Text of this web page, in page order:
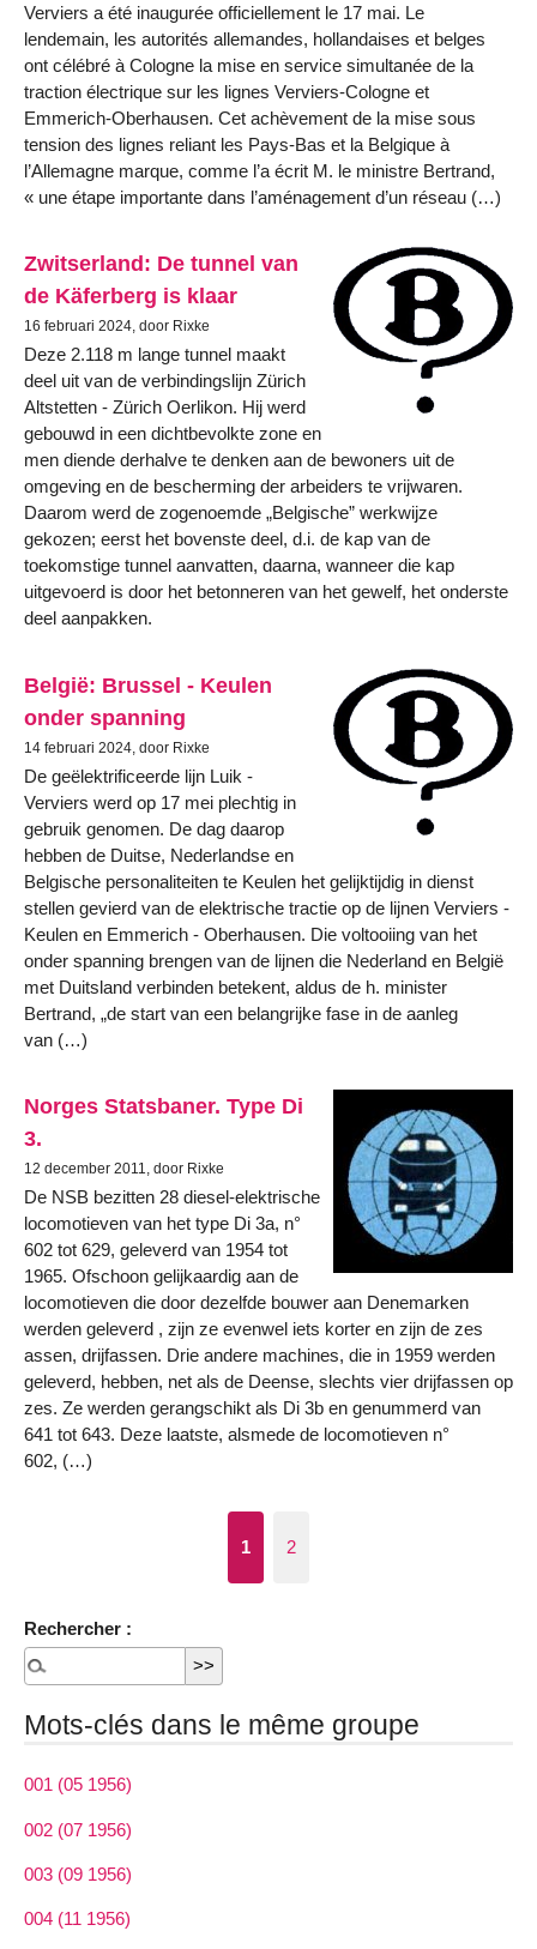
Verviers a été inaugurée officiellement le 17 mai. Le
lendemain, les autorités allemandes, hollandaises et belges
ont célébré à Cologne la mise en service simultanée de la
traction électrique sur les lignes Verviers-Cologne et
Emmerich-Oberhausen. Cet achèvement de la mise sous
tension des lignes reliant les Pays-Bas et la Belgique à
l’Allemagne marque, comme l’a écrit M. le ministre Bertrand,
« une étape importante dans l’aménagement d’un réseau (…)
Zwitserland: De tunnel van
de Käferberg is klaar
16 februari 2024, door Rixke
Deze 2.118 m lange tunnel maakt
deel uit van de verbindingslijn Zürich
Altstetten - Zürich Oerlikon. Hij werd
gebouwd in een dichtbevolkte zone en
men diende derhalve te denken aan de bewoners uit de
omgeving en de bescherming der arbeiders te vrijwaren.
Daarom werd de zogenoemde „Belgische” werkwijze
gekozen; eerst het bovenste deel, d.i. de kap van de
toekomstige tunnel aanvatten, daarna, wanneer die kap
uitgevoerd is door het betonneren van het gewelf, het onderste
deel aanpakken.
België: Brussel - Keulen
onder spanning
14 februari 2024, door Rixke
De geëlektrificeerde lijn Luik -
Verviers werd op 17 mei plechtig in
gebruik genomen. De dag daarop
hebben de Duitse, Nederlandse en
Belgische personaliteiten te Keulen het gelijktijdig in dienst
stellen gevierd van de elektrische tractie op de lijnen Verviers -
Keulen en Emmerich - Oberhausen. Die voltooiing van het
onder spanning brengen van de lijnen die Nederland en België
met Duitsland verbinden betekent, aldus de h. minister
Bertrand, „de start van een belangrijke fase in de aanleg
van (…)
Norges Statsbaner. Type Di
3.
12 december 2011, door Rixke
De NSB bezitten 28 diesel-elektrische
locomotieven van het type Di 3a, n°
602 tot 629, geleverd van 1954 tot
1965. Ofschoon gelijkaardig aan de
locomotieven die door dezelfde bouwer aan Denemarken
werden geleverd , zijn ze evenwel iets korter en zijn de zes
assen, drijfassen. Drie andere machines, die in 1959 werden
geleverd, hebben, net als de Deense, slechts vier drijfassen op
zes. Ze werden gerangschikt als Di 3b en genummerd van
641 tot 643. Deze laatste, alsmede de locomotieven n°
602, (…)
1 2
Rechercher :
Mots-clés dans le même groupe
001 (05 1956)
002 (07 1956)
003 (09 1956)
004 (11 1956)